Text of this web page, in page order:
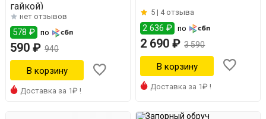
гайкой)
нет отзывов
578 ₽ по
590 ₽ 940
Доставка за 1₽ !
5 | 4 отзыва
2 636 ₽ по
2 690 ₽ 3 590
Доставка за 1₽ !